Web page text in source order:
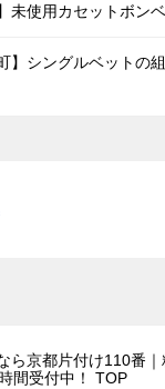
未使用カセットボン
】シングルベットの
ら京都片付け110番
間受付中！
TOP